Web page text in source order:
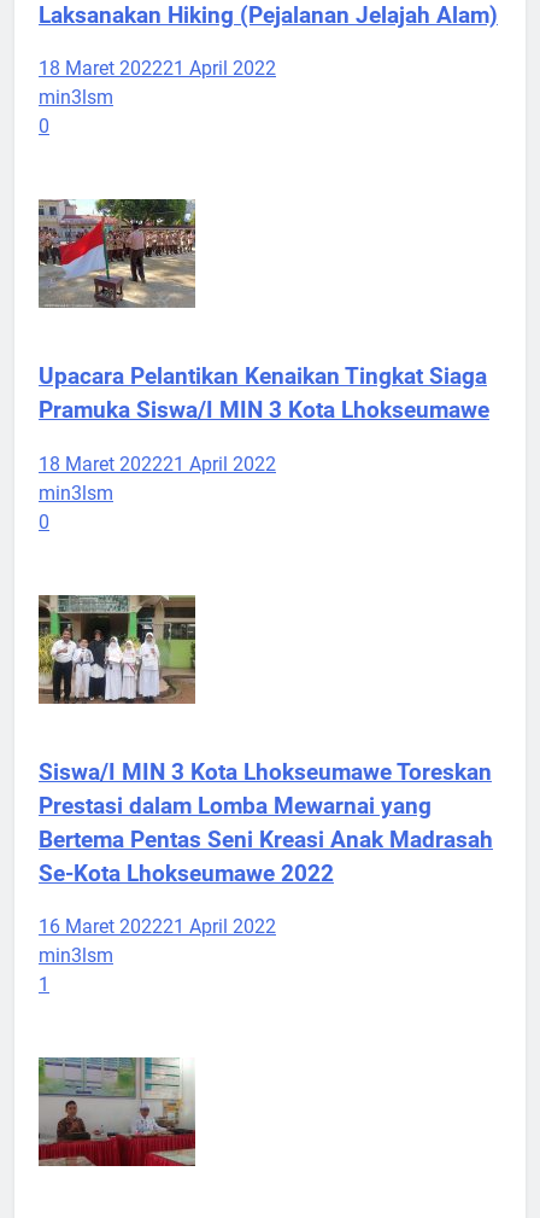
Laksanakan Hiking (Pejalanan Jelajah Alam)
18 Maret 202221 April 2022
min3lsm
0
Upacara Pelantikan Kenaikan Tingkat Siaga
Pramuka Siswa/I MIN 3 Kota Lhokseumawe
18 Maret 202221 April 2022
min3lsm
0
Siswa/I MIN 3 Kota Lhokseumawe Toreskan
Prestasi dalam Lomba Mewarnai yang
Bertema Pentas Seni Kreasi Anak Madrasah
Se-Kota Lhokseumawe 2022
16 Maret 202221 April 2022
min3lsm
1